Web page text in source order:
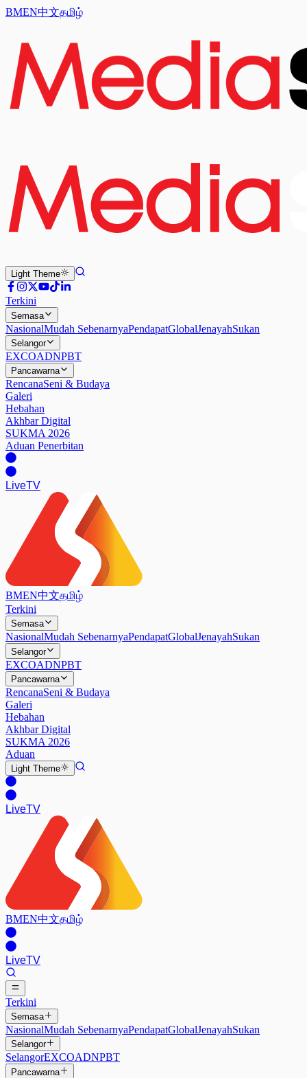
BMEN中文தமிழ்
Light Theme
Terkini
Semasa
NasionalMudah SebenarnyaPendapatGlobalJenayahSukan
Selangor
EXCOADNPBT
Pancawarna
RencanaSeni & Budaya
Galeri
Hebahan
Akhbar Digital
SUKMA 2026
Aduan Penerbitan
LiveTV
BMEN中文தமிழ்
Terkini
Semasa
NasionalMudah SebenarnyaPendapatGlobalJenayahSukan
Selangor
EXCOADNPBT
Pancawarna
RencanaSeni & Budaya
Galeri
Hebahan
Akhbar Digital
SUKMA 2026
Aduan
Light Theme
LiveTV
BMEN中文தமிழ்
LiveTV
Terkini
Semasa
NasionalMudah SebenarnyaPendapatGlobalJenayahSukan
Selangor
SelangorEXCOADNPBT
Pancawarna